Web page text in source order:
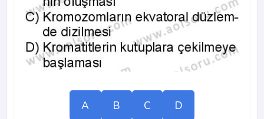
A B C D